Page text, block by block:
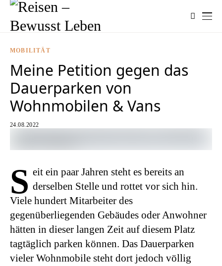
MOBILITÄT
Meine Petition gegen das
Dauerparken von
Wohnmobilen & Vans
24.08.2022
S eit ein paar Jahren steht es bereits an
derselben Stelle und rottet vor sich hin.
Viele hundert Mitarbeiter des
gegenüberliegenden Gebäudes oder Anwohner
hätten in dieser langen Zeit auf diesem Platz
tagtäglich parken können. Das Dauerparken
vieler Wohnmobile steht dort jedoch völlig